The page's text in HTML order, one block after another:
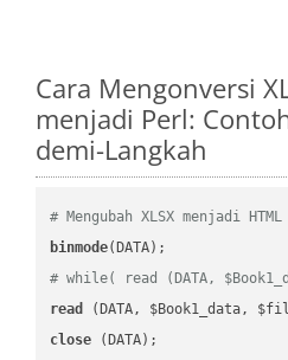
Cara Mengonversi
menjadi Perl:
demi-Langkah
# Mengubah XLSX menjadi HTML
binmode
# while( read (DATA,
read
close